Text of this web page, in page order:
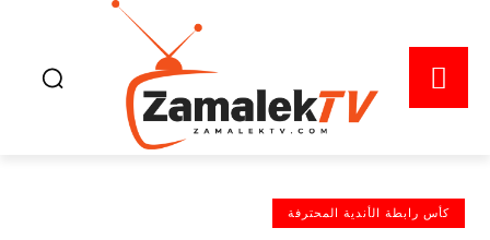
كأس رابطة الأندية المحترفة